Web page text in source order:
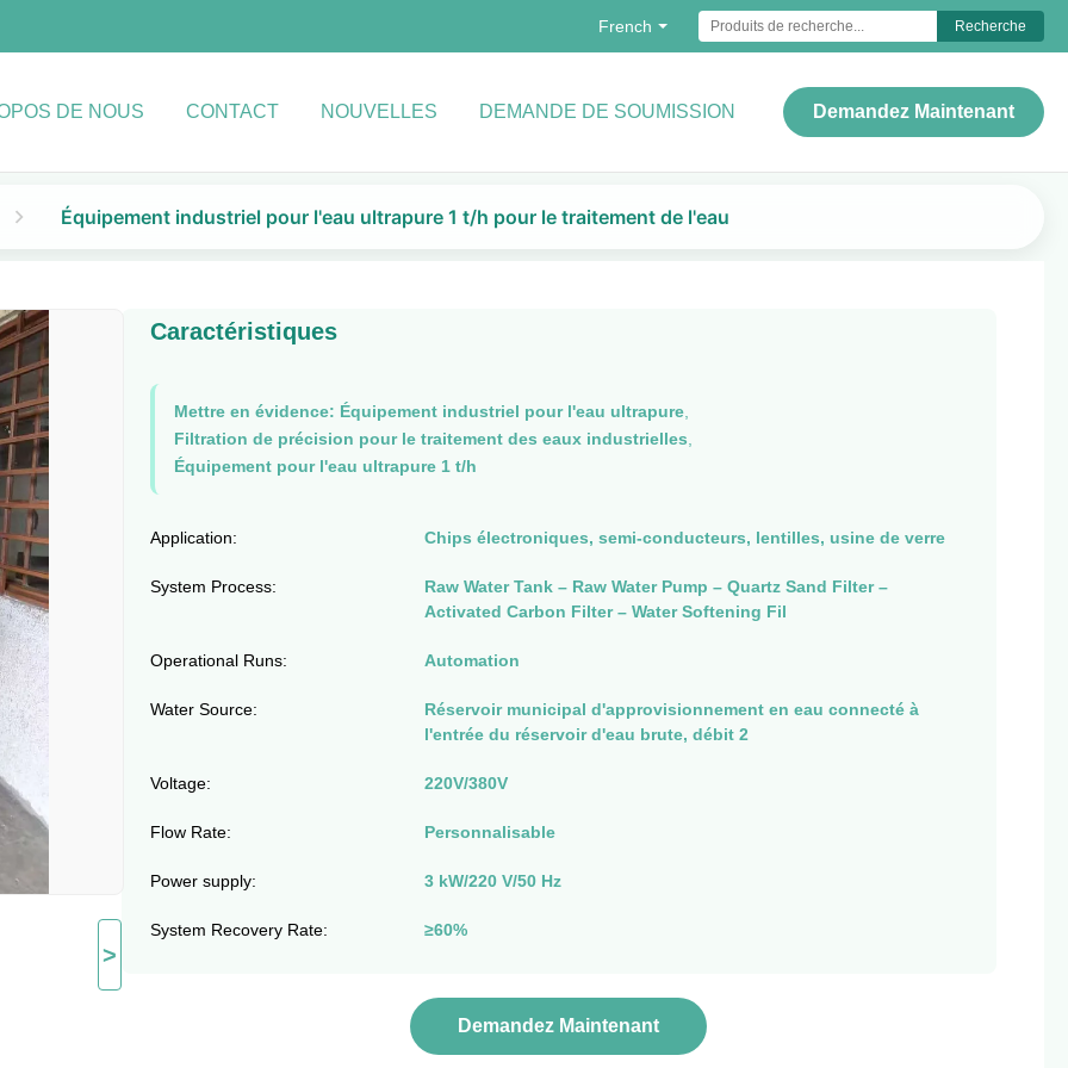
French Recherche
DE NOUS CONTACT NOUVELLES DEMANDE DE SOUMISSION Demandez Maintenant
Équipement industriel pour l'eau ultrapure 1 t/h pour le traitement de l'eau
>
Caractéristiques
Mettre en évidence: Équipement industriel pour l'eau ultrapure,
Filtration de précision pour le traitement des eaux industrielles
Équipement pour l'eau ultrapure 1 t/h
Application: Chips électroniques, semi-conducteurs, lentilles, usine de verre
System Process:
Raw Water Tank – Raw Water Pump – Quartz Sand Filter –
Activated Carbon Filter – Water Softening Fil
Operational Runs: Automation
Water Source:
Réservoir municipal d'approvisionnement en eau connecté à
l'entrée du réservoir d'eau brute, débit 2
Voltage: 220V/380V
Flow Rate: Personnalisable
Power supply: 3 kW/220 V/50 Hz
System Recovery Rate: ≥60%
Demandez Maintenant